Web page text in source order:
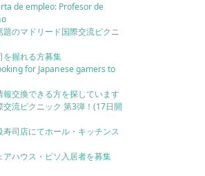
de empleo: Profesor de
題のマドリード国際交流ピクニ
を握れる方募集
for Japanese gamers to
報交換できる方を探しています
交流ピクニック 第3弾！(17日開
寿司店にてホール・キッチンス
アハウス・ピソ入居者を募集